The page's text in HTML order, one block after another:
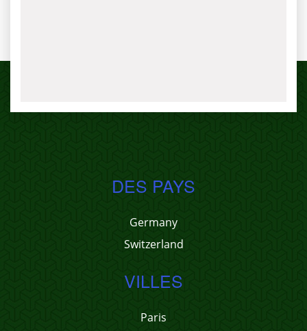
DES PAYS
Germany
Switzerland
VILLES
Paris